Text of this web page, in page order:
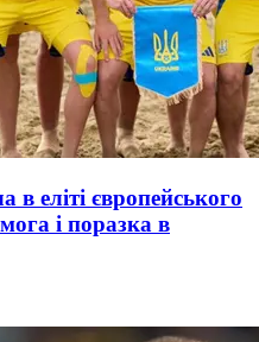
в еліті європейського
і поразка в